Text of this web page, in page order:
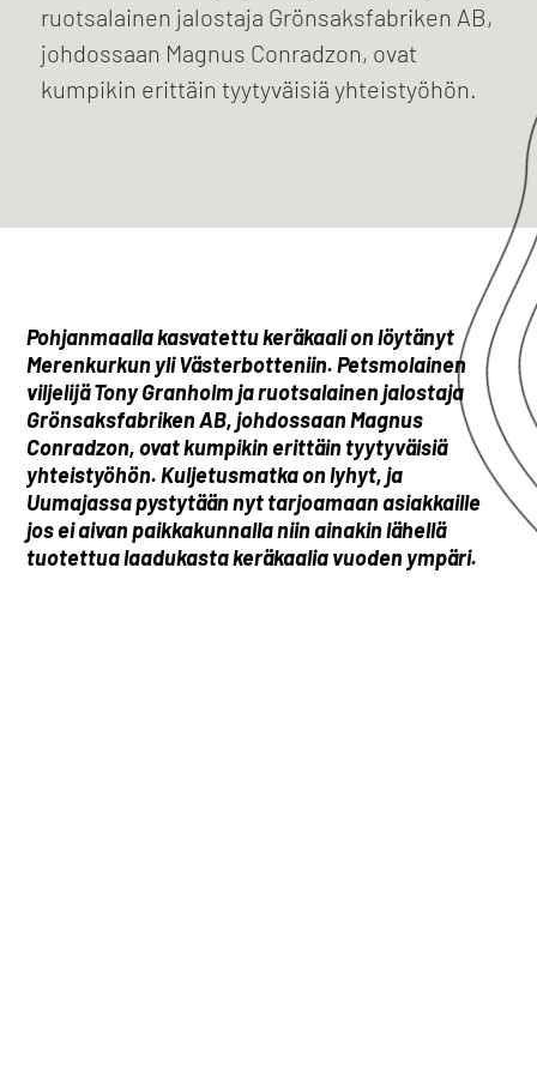
ruotsalainen jalostaja Grönsaksfabriken AB,
johdossaan Magnus Conradzon, ovat
kumpikin erittäin tyytyväisiä yhteistyöhön.
Pohjanmaalla kasvatettu keräkaali on löytänyt
Merenkurkun yli Västerbotteniin. Petsmolainen
viljelijä Tony Granholm ja ruotsalainen jalostaja
Grönsaksfabriken AB, johdossaan Magnus
Conradzon, ovat kumpikin erittäin tyytyväisiä
yhteistyöhön. Kuljetusmatka on lyhyt, ja
Uumajassa pystytään nyt tarjoamaan asiakkaille
jos ei aivan paikkakunnalla niin ainakin lähellä
tuotettua laadukasta keräkaalia vuoden ympäri.